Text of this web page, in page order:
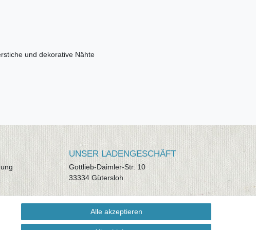
und dekorative Nähte
UNSER LADENGESCHÄFT
Gottlieb-Daimler-Str. 10
33334 Gütersloh
ÖFFNUNGSZEITEN
Montag - Dienstag: 8.00 - 18.00 Uhr,
Mittwoch Ruhetag, Donnerstag: 8.00 -
Alle akzeptieren